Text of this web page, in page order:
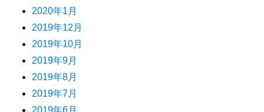
2020年1月
2019年12月
2019年10月
2019年9月
2019年8月
2019年7月
2019年6月